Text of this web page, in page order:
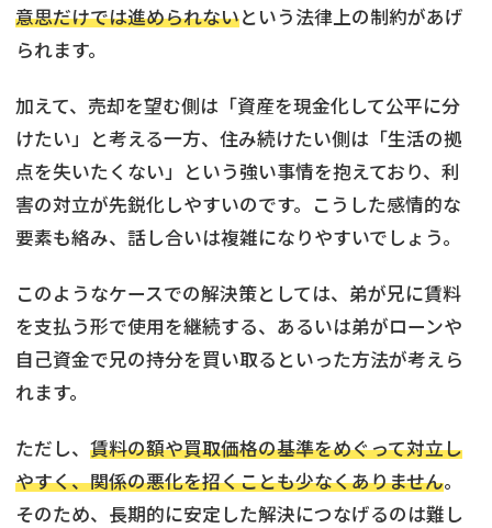
意思だけでは進められないという法律上の制約があげ
られます。
加えて、売却を望む側は「資産を現金化して公平に分
けたい」と考える一方、住み続けたい側は「生活の拠
点を失いたくない」という強い事情を抱えており、利
害の対立が先鋭化しやすいのです。こうした感情的な
要素も絡み、話し合いは複雑になりやすいでしょう。
このようなケースでの解決策としては、弟が兄に賃料
を支払う形で使用を継続する、あるいは弟がローンや
自己資金で兄の持分を買い取るといった方法が考えら
れます。
ただし、 賃料の額や買取価格の基準をめぐって対立し
やすく、関係の悪化を招くことも少なくありません。
そのため、長期的に安定した解決につなげるのは難し